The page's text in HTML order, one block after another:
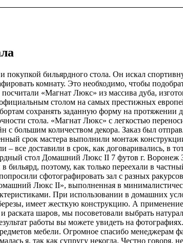
бильярдного стола. Он искал
комнату. Это необходимо, чтобы
«Магнат Люкс» из массива дуба,
столом на самых престижных
сохранять заданную форму на
стола. «Магнат Люкс» с легкостью
с большим количеством декора. Заказ был
срок мастера выполнили монтаж
все доставили в срок, как договаривались, в
стол Домашний Люкс II 7 футов г. Воронеж
поэтому, как только переехали в
сфотографировать зал с разных
Люкс II», выполненная в
При использовании в домашних
имеет жесткую конструкцию. А
раската шаров, мы посоветовали выбрать
работы вы можете увидеть на
мебели. Огромное спасибо
я, так как супругу некогда. Честно говоря,